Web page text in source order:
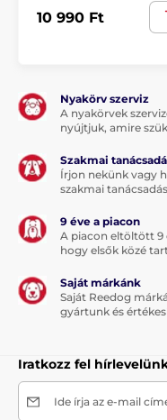
Reedog Senza
kényelmes,
alatt tarthatja a
kutyáról, járókelőről
esetén egy
fogantyúnak
a hüvelykujja alatt
10 990 Ft
Nyakörv szerviz
A nyakörvek
nyújtjuk, amire
Szakmai
Írjon nekünk vagy
szakmai
9 éve a piacon
A piacon eltöltött 9
hogy elsők közé
Saját márkánk
Saját Reedog
gyártunk és
Iratkozz fel
Ide írja az e-mail